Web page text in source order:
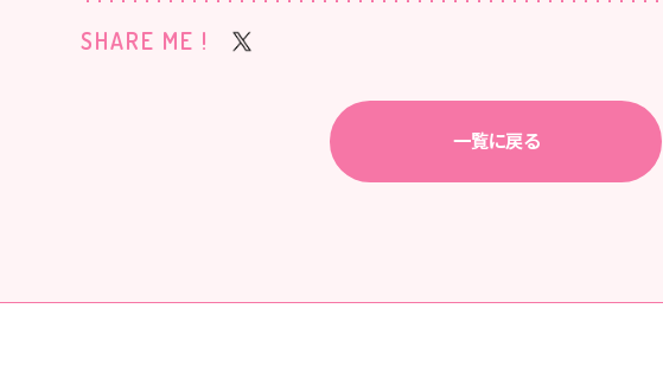
SHARE ME !
一覧に戻る